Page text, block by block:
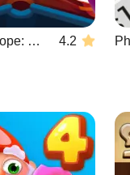
Cut the Rope: Magic 4.2